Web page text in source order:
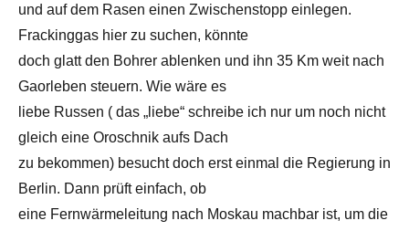
und auf dem Rasen einen Zwischenstopp einlegen.
Frackinggas hier zu suchen, könnte
doch glatt den Bohrer ablenken und ihn 35 Km weit nach
Gaorleben steuern. Wie wäre es
liebe Russen ( das „liebe“ schreibe ich nur um noch nicht
gleich eine Oroschnik aufs Dach
zu bekommen) besucht doch erst einmal die Regierung in
Berlin. Dann prüft einfach, ob
eine Fernwärmeleitung nach Moskau machbar ist, um die